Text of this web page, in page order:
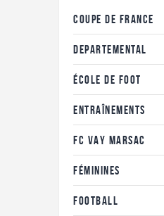
COUPE DE FRANCE
DEPARTEMENTAL
ÉCOLE DE FOOT
ENTRAÎNEMENTS
FC VAY MARSAC
FÉMININES
FOOTBALL